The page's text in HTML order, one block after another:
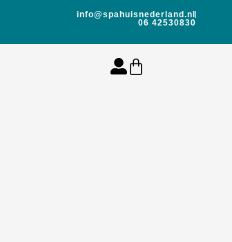
info@spahuisnederland.nl
06 42530830